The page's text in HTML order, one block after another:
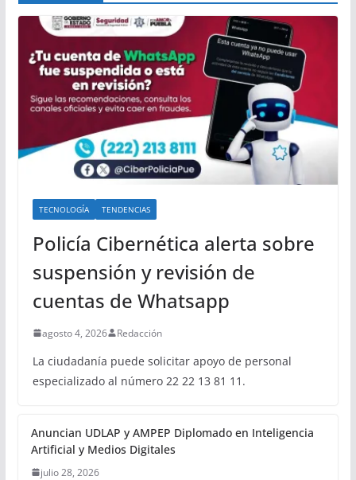
TECNOLOGÍA TENDENCIAS
Policía Cibernética alerta sobre
suspensión y revisión de
cuentas de Whatsapp
agosto 4, 2026 Redacción
La ciudadanía puede solicitar apoyo de personal
especializado al número 22 22 13 81 11.
Anuncian UDLAP y AMPEP Diplomado en Inteligencia
Artificial y Medios Digitales
julio 28, 2026